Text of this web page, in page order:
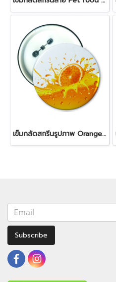
เข็มกลัดสกรีนรูปภาพ Orange Badge
Subscribe